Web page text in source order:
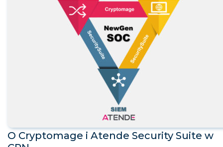
O Cryptomage i Atende Security Suite w